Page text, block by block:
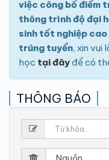
việc công bố điểm
thông trình độ đại
sinh tốt nghiệp
trúng tuyển, xin vui
học tại đây để có
THÔNG BÁO